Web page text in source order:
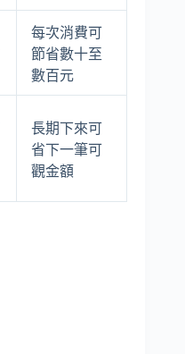
每次消費可
節省數十至
數百元
長期下來可
省下一筆可
觀金額